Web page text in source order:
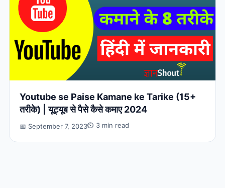
Youtube se Paise Kamane ke Tarike (15+
तरीके) | यूट्यूब से पैसे कैसे कमाए 2024
📅 September 7, 2023⏲ 3 min read